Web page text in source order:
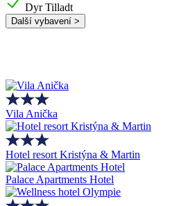
Dyr Tilladt
Další vybavení >
Vila Anička
Hotel resort Kristýna & Martin
Palace Apartments Hotel